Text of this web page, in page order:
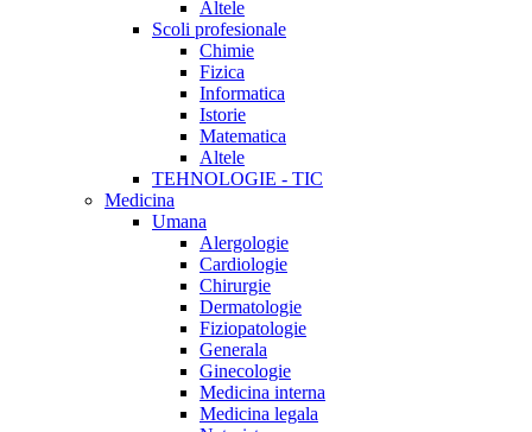
Altele
Scoli profesionale
Chimie
Fizica
Informatica
Istorie
Matematica
Altele
TEHNOLOGIE - TIC
Medicina
Umana
Alergologie
Cardiologie
Chirurgie
Dermatologie
Fiziopatologie
Generala
Ginecologie
Medicina interna
Medicina legala